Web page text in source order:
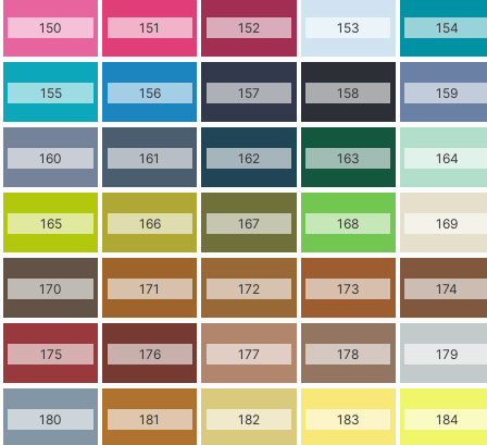
150 151 152 153 154
155 156 157 158 159
160 161 162 163 164
165 166 167 168 169
170 171 172 173 174
175 176 177 178 179
180 181 182 183 184